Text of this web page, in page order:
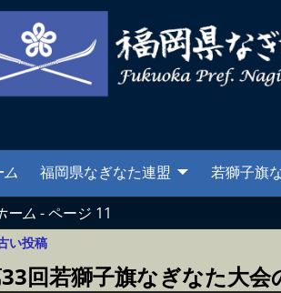
ム 福岡県なぎなた連盟 若獅子旗
ーム - ページ 11
ナビゲーション
い投稿
回若獅子旗なぎなた大会